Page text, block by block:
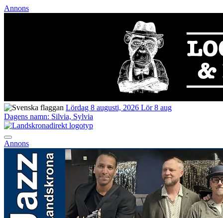
Annons
Lördag 8 augusti, 2026 Lör 8 aug
Dagens namn: Silvia, Sylvia
Annons